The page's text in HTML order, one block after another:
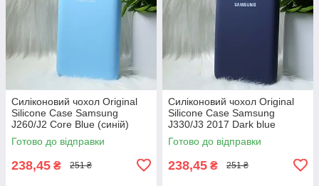
Силіконовий чохол Original
Silicone Case Samsung
J260/J2 Core Blue (синій)
Готово до відправки
238,45 ₴ 251 ₴
Силіконовий чохол Original
Silicone Case Samsung
J330/J3 2017 Dark blue
(темно-синій)
Готово до відправки
238,45 ₴ 251 ₴